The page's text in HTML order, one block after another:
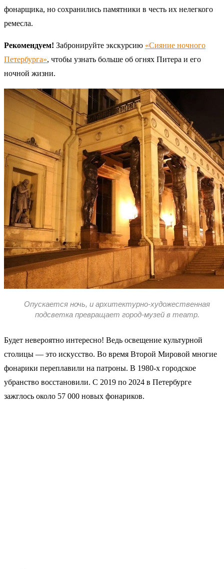
фонарщика, но сохранились памятники в честь их нелегкого
ремесла.
Рекомендуем! Забронируйте экскурсию «Сияние ночного
Петербурга», чтобы узнать больше об огнях Питера и его
ночной жизни.
Опускается ночь, и архитектурно-художественная
подсветка превращает город-музей в театр.
Будет невероятно интересно! Ведь освещение культурной
столицы — это искусство. Во время Второй Мировой многие
фонарики переплавили на патроны. В 1980-х городское
убранство восстановили. С 2019 по 2024 в Петербурге
зажглось около 57 000 новых фонариков.